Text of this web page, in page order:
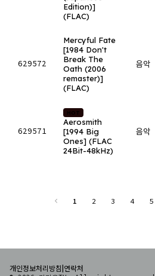
Edition)]
(FLAC)
629572
Mercyful Fate
[1984 Don't
Break The
Oath (2006
remaster)]
(FLAC)
음악
629571
HOT
Aerosmith
[1994 Big
Ones] (FLAC
24Bit-48kHz)
음악
1 2 3 4 5
개인정보처리방침 연락처